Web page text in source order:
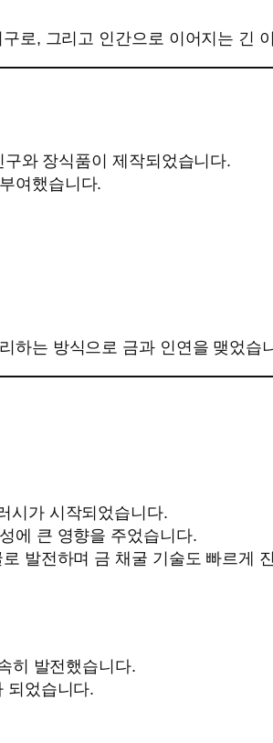
로, 그리고 인간으로 이어지는 긴
와 장식품이 제작되었습니다.
여했습니다.
하는 방식으로 금과 인연을 맺었습
시가 시작되었습니다.
에 큰 영향을 주었습니다.
발전하며 금 채굴 기술도 빠르게
히 발전했습니다.
되었습니다.